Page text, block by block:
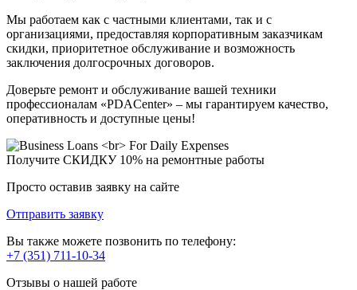
Мы работаем как с частными клиентами, так и с
организациями, предоставляя корпоративным заказчикам
скидки, приоритетное обслуживание и возможность
заключения долгосрочных договоров.
Доверьте ремонт и обслуживание вашей техники
профессионалам «PDACenter» – мы гарантируем качество,
оперативность и доступные цены!
Получите СКИДКУ 10% на ремонтные работы
Просто оставив заявку на сайте
Отправить заявку
Вы также можете позвонить по телефону:
+7 (351) 711-10-34
Отзывы о нашей работе